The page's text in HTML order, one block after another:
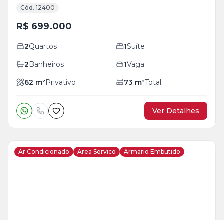
Cód. 12400
R$ 699.000
2Quartos 1Suíte
2Banheiros 1Vaga
62 m²Privativo 73 m²Total
Ver Detalhes
Ar Condicionado Area Servico Armario Embutido